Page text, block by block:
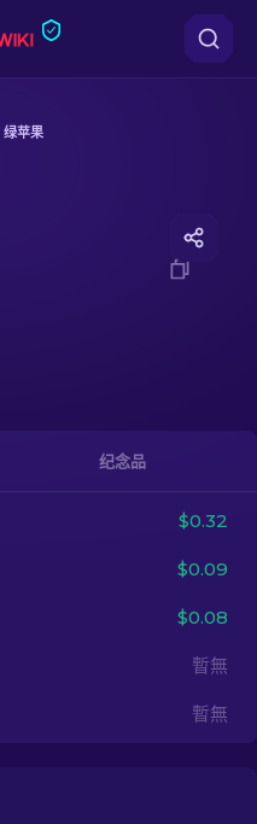
绿苹果
纪念品
$0.32
$0.09
$0.08
暫無
暫無